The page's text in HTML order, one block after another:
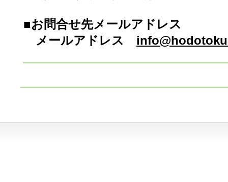
■お問合せ先メールアドレス
メールアドレス